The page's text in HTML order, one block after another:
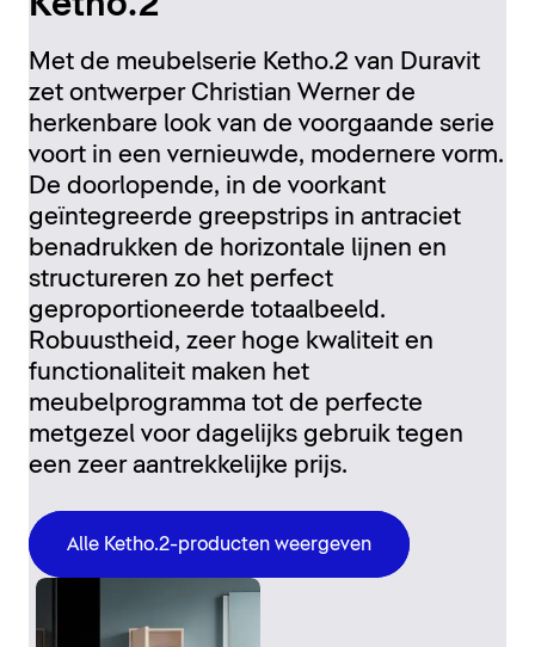
Met de meubelserie Ketho.2 van Duravit
zet ontwerper Christian Werner de
herkenbare look van de voorgaande serie
voort in een vernieuwde, modernere vorm.
De doorlopende, in de voorkant
geïntegreerde greepstrips in antraciet
benadrukken de horizontale lijnen en
structureren zo het perfect
geproportioneerde totaalbeeld.
Robuustheid, zeer hoge kwaliteit en
functionaliteit maken het
meubelprogramma tot de perfecte
metgezel voor dagelijks gebruik tegen
een zeer aantrekkelijke prijs.
Alle Ketho.2-producten weergeven